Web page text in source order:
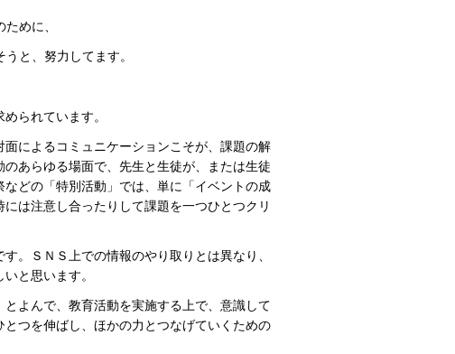
めに、
と、努力してます。
られています。
によるコミュニケーションこそが、課題の解
あらゆる場面で、先生と生徒が、または生徒
どの「特別活動」では、単に「イベントの成
は注意し合ったりして課題を一つひとつクリ
。ＳＮＳ上での情報のやり取りとは異なり、
と思います。
よんで、教育活動を実施する上で、意識して
つを伸ばし、ほかの力とつなげていくための